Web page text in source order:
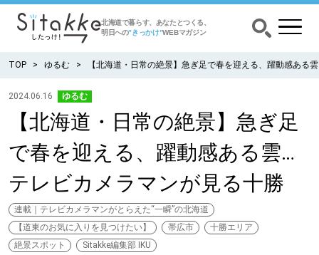
北海道で暮らす、あなたとつくる、
明日への”きっかけ”WEBマガジン
CATEGORY カテゴリー
食べる
出かける
暮らす
TOP ゆるむ 【北海道・日常の絶景】急ぎ足で春を迎える、躍動感ある
2024.06.16 ゆるむ
【北海道・日常の絶景】急ぎ足
で春を迎える、躍動感ある雲…
テレビカメラマンが見る十勝
連載｜テレビカメラマンがとらえた“一瞬”の北海道
【道東のお気に入りを見つけたい】
帯広市
十勝エリア
絶景スポット
Sitakke編集部 IKU